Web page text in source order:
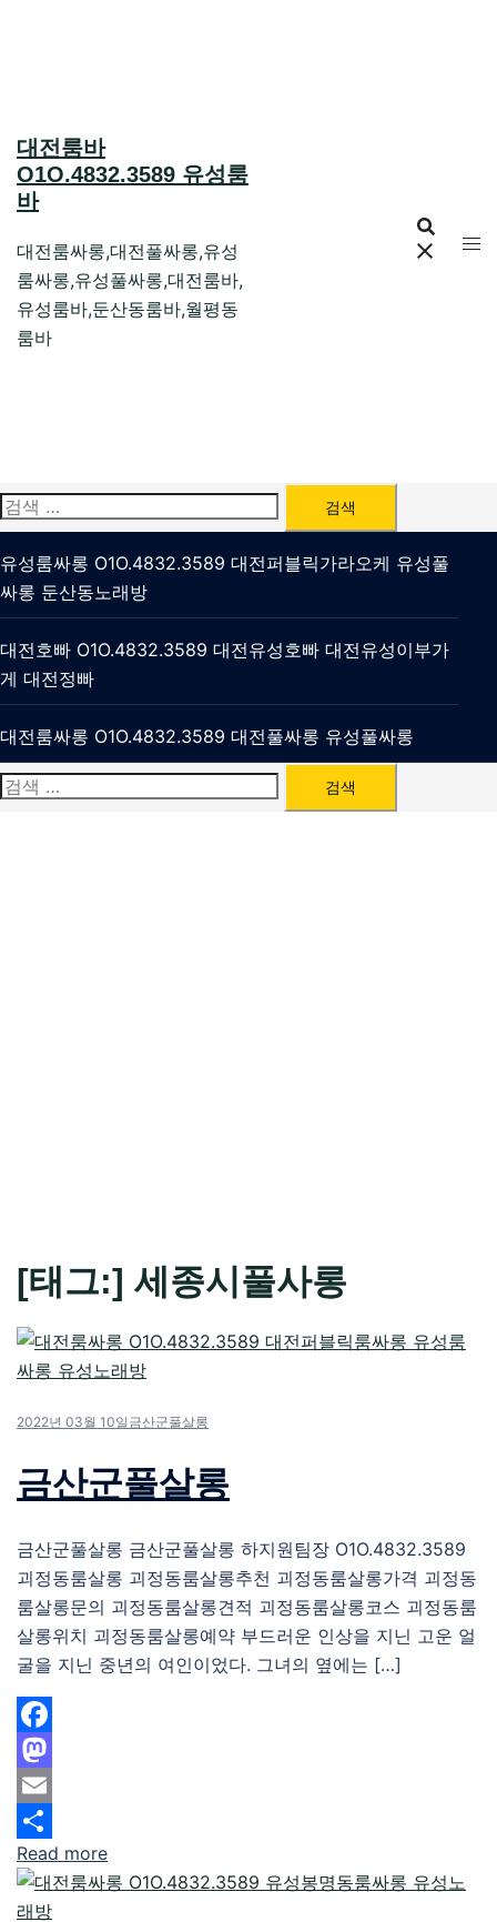
대전룸바
O1O.4832.3589 유성룸
바
대전룸싸롱,대전풀싸롱,유성
룸싸롱,유성풀싸롱,대전룸바,
유성룸바,둔산동룸바,월평동
룸바
검
색:
유성룸싸롱 O1O.4832.3589 대전퍼블릭가라오케 유성풀
싸롱 둔산동노래방
대전호빠 O1O.4832.3589 대전유성호빠 대전유성이부가
게 대전정빠
대전룸싸롱 O1O.4832.3589 대전풀싸롱 유성풀싸롱
검
[태그:] 세종시풀사롱
2022년 03월 10일 금산군풀살롱
금산군풀살롱
금산군풀살롱 금산군풀살롱 하지원팀장 O1O.4832.3589
괴정동룸살롱 괴정동룸살롱추천 괴정동룸살롱가격 괴정동
룸살롱문의 괴정동룸살롱견적 괴정동룸살롱코스 괴정동룸
살롱위치 괴정동룸살롱예약 부드러운 인상을 지닌 고운 얼
굴을 지닌 중년의 여인이었다. 그녀의 옆에는 […]
Facebook
Mastodon
Email
Share
Read more